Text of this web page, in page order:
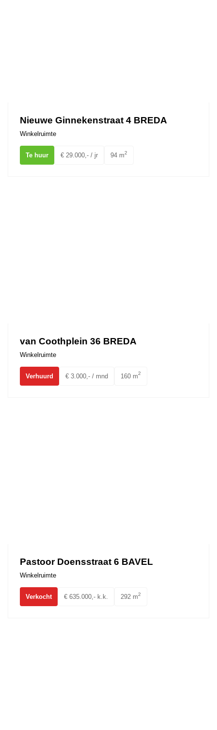
Nieuwe Ginnekenstraat 4 BREDA
Winkelruimte
Te huur € 29.000,- / jr 94 m2
van Coothplein 36 BREDA
Winkelruimte
Verhuurd € 3.000,- / mnd 160 m2
Pastoor Doensstraat 6 BAVEL
Winkelruimte
Verkocht € 635.000,- k.k. 292 m2